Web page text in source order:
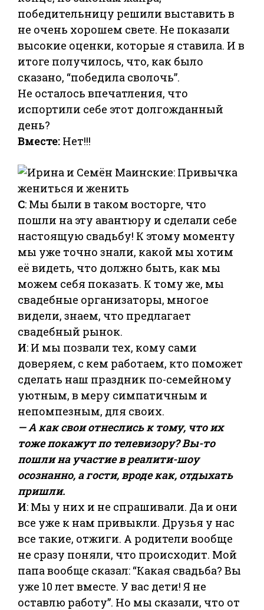
победительницу решили выставить в
не очень хорошем свете. Не показали
высокие оценки, которые я ставила. И в
итоге получилось, что, как было
сказано, “победила сволочь”.
Не осталось впечатления, что
испортили себе этот долгожданный
день?
Вместе: Нет!!!
С: Мы были в таком восторге, что
пошли на эту авантюру и сделали себе
настоящую свадьбу! К этому моменту
мы уже точно знали, какой мы хотим
её видеть, что должно быть, как мы
можем себя показать. К тому же, мы
свадебные организаторы, многое
видели, знаем, что предлагает
свадебный рынок.
И: И мы позвали тех, кому сами
доверяем, с кем работаем, кто поможет
сделать наш праздник по-семейному
уютным, в меру симпатичным и
непомпезным, для своих.
— А как свои отнеслись к тому, что их
тоже покажут по телевизору? Вы-то
пошли на участие в реалити-шоу
осознанно, а гости, вроде как, отдыхать
пришли.
И: Мы у них и не спрашивали. Да и они
все уже к нам привыкли. Друзья у нас
все такие, отжиги. А родители вообще
не сразу поняли, что происходит. Мой
папа вообще сказал: “Какая свадьба? Вы
уже 10 лет вместе. У вас дети! Я не
оставлю работу”. Но мы сказали, что от